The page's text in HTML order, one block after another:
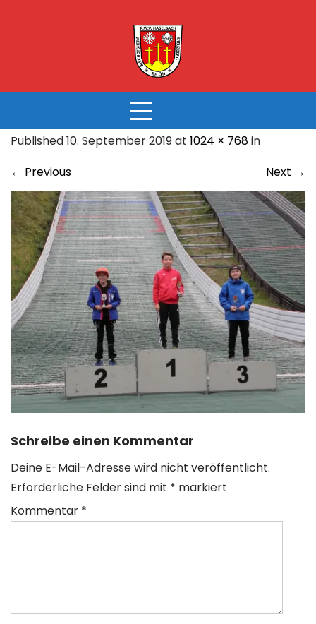
Published 10. September 2019 at 1024 × 768in
← Previous Next →
Schreibe einen Kommentar
Deine E-Mail-Adresse wird nicht veröffentlicht.
Erforderliche Felder sind mit * markiert
Kommentar *